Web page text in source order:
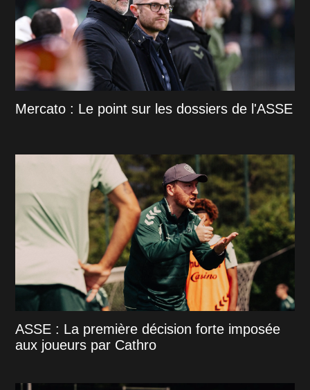
Mercato : Le point sur les dossiers de l'ASSE
ASSE : La première décision forte imposée
aux joueurs par Cathro